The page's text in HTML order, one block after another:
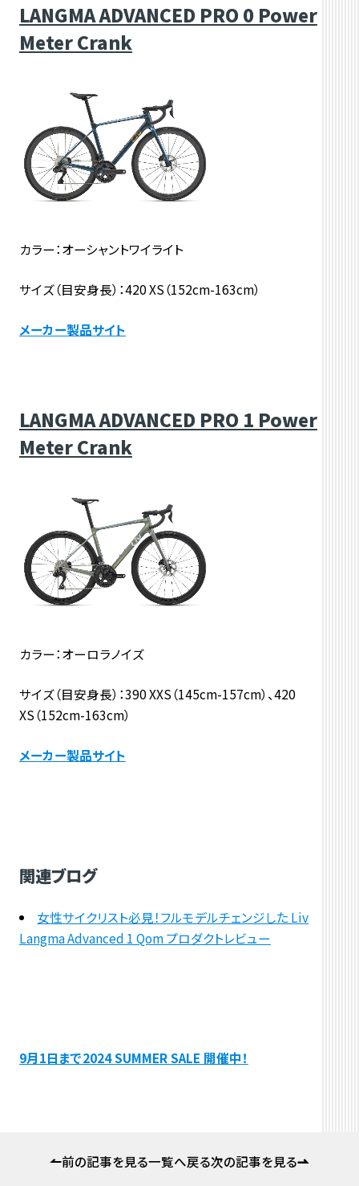
LANGMA ADVANCED PRO 0 Power
Meter Crank
カラー：オーシャントワイライト
サイズ（目安身長）：420 XS（152cm-163cm）
メーカー製品サイト
LANGMA ADVANCED PRO 1 Power
Meter Crank
カラー：オーロラノイズ
サイズ（目安身長）：390 XXS（145cm-157cm）、420
XS（152cm-163cm）
メーカー製品サイト
関連ブログ
女性サイクリスト必見！フルモデルチェンジした Liv
Langma Advanced 1 Qom プロダクトレビュー
9月1日まで2024 SUMMER SALE 開催中！
前の記事を見る一覧へ戻る次の記事を見る